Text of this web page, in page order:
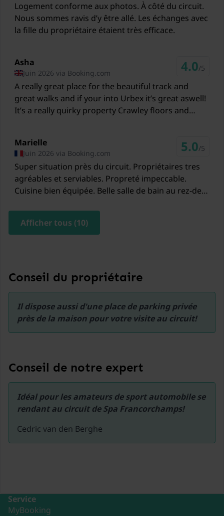
14,2 km
Gâre Trois-Ponts
Liège Airport Liege
77 km
Maastricht Aachen Airport Maastricht
93 km
Logement conforme aux photos. À côté du circuit.
Nous sommes ravis d’y être allé. Les échanges avec
la fille du propriétaire étaient très efficace.
Asha
Juin 2026 via Booking.com 4.0/5
A really great place for the beautiful track and
great walks and if your into Urbex it’s great aswell!
It’s a really quirky property Crawley floors and
downstairs, maybe wait till others are awake
aswell! There no door or closable gap between the
middle floor single bed bedroom and the upstairs
single beds bedroom.
Marielle
Juin 2026 via Booking.com 5.0/5
Super situation près du circuit. Propriétaires tres
agréables et serviables. Propreté impeccable.
Cuisine bien équipée. Belle salle de bain au rez-de-
douche/wc dans la chambre de l'étage séparée par
un simple rideau.
Afficher tous (10)
Conseil du propriétaire
Il dispose aussi d'une place de parking privée
près de la maison pour votre visite au circuit!
Conseil de notre expert
Idéal pour les amateurs de sport automobile se
rendant au circuit de Spa Francorchamps!
Cedric van den Berghe
Service
MyBooking